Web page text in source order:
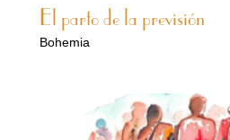
El parto de la previsión
Bohemia